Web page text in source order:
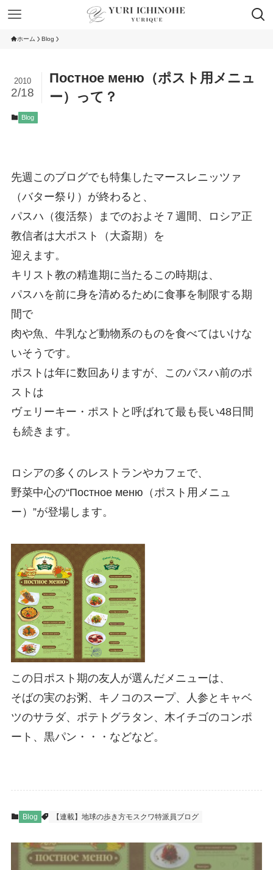
ホーム Blog
Постное меню（ポスト用メニュ
ー）って？
2010
2/18
Blog
先週このブログでも特集したマースレニッツァ
（バター祭り）が終わると、
パスハ（復活祭）までのおよそ７週間、ロシア正
教信者は大ポスト（大斎期）を
迎えます。
キリスト教の精進期に当たるこの時期は、
パスハを前に身を清めるために食事を制限する期
間で
肉や魚、牛乳など動物系のものを食べてはいけな
いそうです。
ポストは年に数回ありますが、このパスハ前のポ
ストは
ヴェリーキー・ポストと呼ばれて最も長い48日間
も続きます。
ロシアの多くのレストランやカフェで、
野菜中心の“Постное меню（ポスト用メニュ
ー）”が登場します。
この日ポスト期の友人が選んだメニューは、
そばの実のお粥、キノコのスープ、人参とキャベ
ツのサラダ、ポテトグラタン、木イチゴのコンポ
ート、黒パン・・・などなど。
Blog 【連載】地球の歩き方モスクワ特派員ブログ